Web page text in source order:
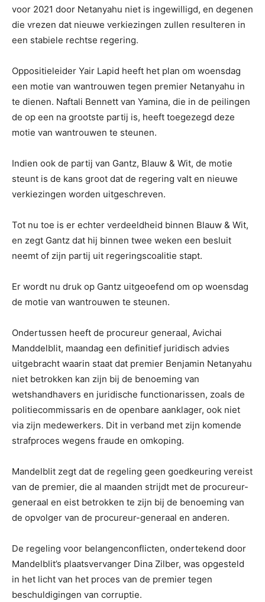
voor 2021 door Netanyahu niet is ingewilligd, en degenen
die vrezen dat nieuwe verkiezingen zullen resulteren in
een stabiele rechtse regering.
Oppositieleider Yair Lapid heeft het plan om woensdag
een motie van wantrouwen tegen premier Netanyahu in
te dienen. Naftali Bennett van Yamina, die in de peilingen
de op een na grootste partij is, heeft toegezegd deze
motie van wantrouwen te steunen.
Indien ook de partij van Gantz, Blauw & Wit, de motie
steunt is de kans groot dat de regering valt en nieuwe
verkiezingen worden uitgeschreven.
Tot nu toe is er echter verdeeldheid binnen Blauw & Wit,
en zegt Gantz dat hij binnen twee weken een besluit
neemt of zijn partij uit regeringscoalitie stapt.
Er wordt nu druk op Gantz uitgeoefend om op woensdag
de motie van wantrouwen te steunen.
Ondertussen heeft de procureur generaal, Avichai
Manddelblit, maandag een definitief juridisch advies
uitgebracht waarin staat dat premier Benjamin Netanyahu
niet betrokken kan zijn bij de benoeming van
wetshandhavers en juridische functionarissen, zoals de
politiecommissaris en de openbare aanklager, ook niet
via zijn medewerkers. Dit in verband met zijn komende
strafproces wegens fraude en omkoping.
Mandelblit zegt dat de regeling geen goedkeuring vereist
van de premier, die al maanden strijdt met de procureur-
generaal en eist betrokken te zijn bij de benoeming van
de opvolger van de procureur-generaal en anderen.
De regeling voor belangenconflicten, ondertekend door
Mandelblit’s plaatsvervanger Dina Zilber, was opgesteld
in het licht van het proces van de premier tegen
beschuldigingen van corruptie.